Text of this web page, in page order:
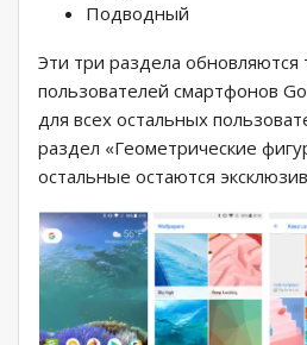
Подводный
Эти три раздела обновляются
пользователей смартфонов
для всех остальных
раздел «Геометрические
остальные остаются